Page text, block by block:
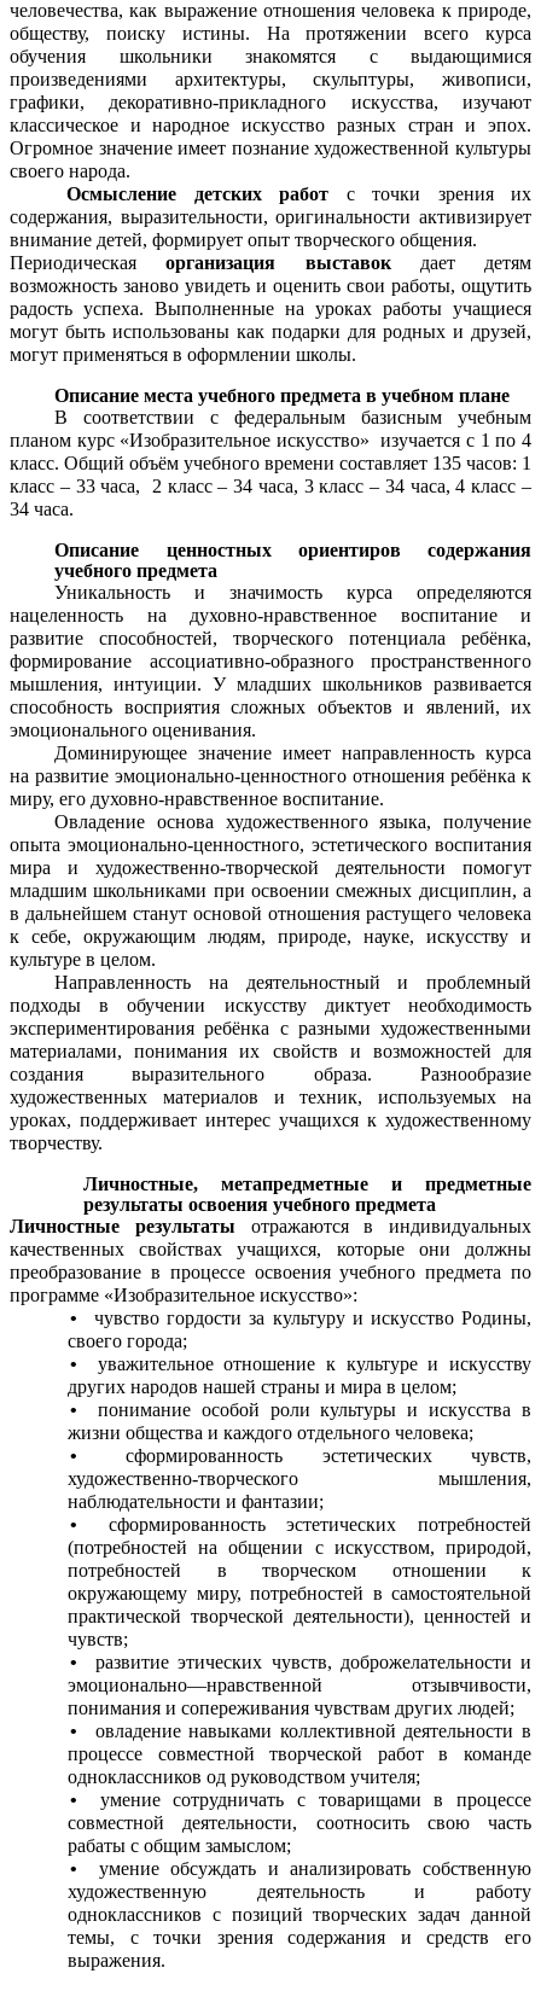
человечества, как выражение отношения человека к природе,
обществу, поиску истины. На протяжении всего курса
обучения школьники знакомятся с выдающимися
произведениями архитектуры, скульптуры, живописи,
графики, декоративно-прикладного искусства, изучают
классическое и народное искусство разных стран и эпох.
Огромное значение имеет познание художественной культуры
своего народа.
Осмысление детских работ с точки зрения их
содержания, выразительности, оригинальности активизирует
внимание детей, формирует опыт творческого общения.
Периодическаяорганизация выставок дает детям
возможность заново увидеть и оценить свои работы, ощутить
радость успеха. Выполненные на уроках работы учащиеся
могут быть использованы как подарки для родных и друзей,
могут применяться в оформлении школы.
Описание места учебного предмета в учебном плане
В соответствии с федеральным базисным учебным
планом курс «Изобразительное искусство» изучается с 1 по 4
класс. Общий объём учебного времени составляет 135 часов: 1
класс – 33 часа, 2 класс – 34 часа, 3 класс – 34 часа, 4 класс –
34 часа.
Описание ценностных ориентиров содержания
учебного предмета
Уникальность и значимость курса определяются
нацеленность на духовно-нравственное воспитание и
развитие способностей, творческого потенциала ребёнка,
формирование ассоциативно-образного пространственного
мышления, интуиции. У младших школьников развивается
способность восприятия сложных объектов и явлений, их
эмоционального оценивания.
Доминирующее значение имеет направленность курса
на развитие эмоционально-ценностного отношения ребёнка к
миру, его духовно-нравственное воспитание.
Овладение основа художественного языка, получение
опыта эмоционально-ценностного, эстетического воспитания
мира и художественно-творческой деятельности помогут
младшим школьниками при освоении смежных дисциплин, а
в дальнейшем станут основой отношения растущего человека
к себе, окружающим людям, природе, науке, искусству и
культуре в целом.
Направленность на деятельностный и проблемный
подходы в обучении искусству диктует необходимость
экспериментирования ребёнка с разными художественными
материалами, понимания их свойств и возможностей для
создания выразительного образа. Разнообразие
художественных материалов и техник, используемых на
уроках, поддерживает интерес учащихся к художественному
творчеству.
Личностные, метапредметные и предметные
результаты освоения учебного предмета
Личностные результаты отражаются в индивидуальных
качественных свойствах учащихся, которые они должны
преобразование в процессе освоения учебного предмета по
программе «Изобразительное искусство»:
чувство гордости за культуру и искусство Родины,
своего города;
уважительное отношение к культуре и искусству
других народов нашей страны и мира в целом;
понимание особой роли культуры и искусства в
жизни общества и каждого отдельного человека;
сформированность эстетических чувств,
художественно-творческого мышления,
наблюдательности и фантазии;
сформированность эстетических потребностей
(потребностей на общении с искусством, природой,
потребностей в творческом отношении к
окружающему миру, потребностей в самостоятельной
практической творческой деятельности), ценностей и
чувств;
развитие этических чувств, доброжелательности и
эмоционально—нравственной отзывчивости,
понимания и сопереживания чувствам других людей;
овладение навыками коллективной деятельности в
процессе совместной творческой работ в команде
одноклассников од руководством учителя;
умение сотрудничать с товарищами в процессе
совместной деятельности, соотносить свою часть
рабаты с общим замыслом;
умение обсуждать и анализировать собственную
художественную деятельность и работу
одноклассников с позиций творческих задач данной
темы, с точки зрения содержания и средств его
выражения.